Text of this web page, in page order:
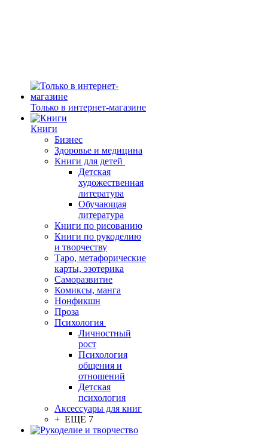
Только в интернет-магазине
Книги
Бизнес
Здоровье и медицина
Книги для детей
Детская
художественная
литература
Обучающая
литература
Книги по рисованию
Книги по рукоделию
и творчеству
Таро, метафорические
карты, эзотерика
Саморазвитие
Комиксы, манга
Нонфикшн
Проза
Психология
Личностный
рост
Психология
общения и
отношений
Детская
психология
Аксессуары для книг
+ ЕЩЕ 7